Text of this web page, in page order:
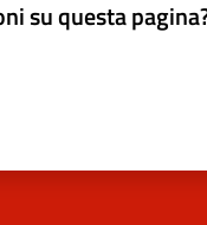
su questa